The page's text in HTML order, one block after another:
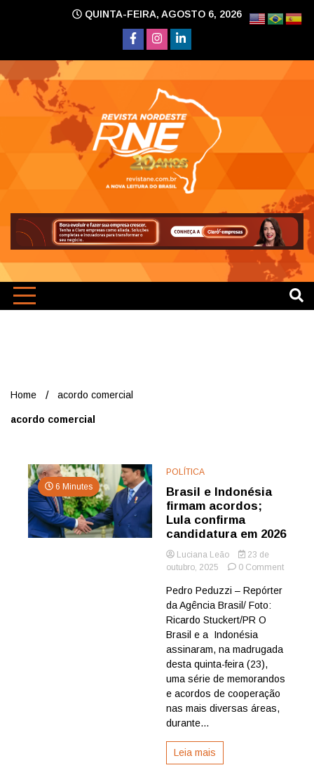
QUINTA-FEIRA, AGOSTO 6, 2026
Home acordo comercial
acordo comercial
6 Minutes
POLÍTICA
Brasil e Indonésia
firmam acordos;
Lula confirma
candidatura em 2026
Luciana Leão
23 de
outubro, 2025
0 Commenton
em
Pedro Peduzzi – Repórter
da Agência Brasil/ Foto:
Ricardo Stuckert/PR O
Brasil e a Indonésia
assinaram, na madrugada
desta quinta-feira (23),
uma série de memorandos
e acordos de cooperação
nas mais diversas áreas,
durante...
Leia mais